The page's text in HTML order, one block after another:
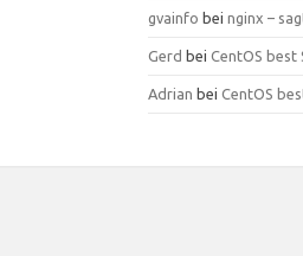
gvainfo beinginx –
Gerd beiCentOS best
Adrian beiCentOS